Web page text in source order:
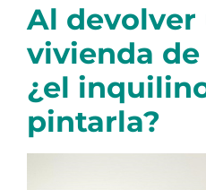
Al devolver
vivienda
¿el
pintarla?